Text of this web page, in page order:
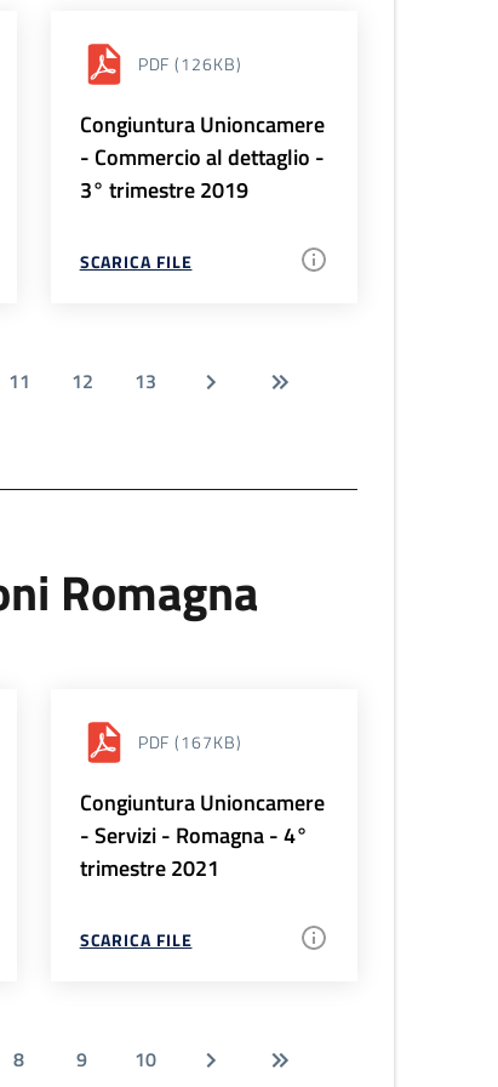
PDF (126KB)
Congiuntura Unioncamere
- Commercio al dettaglio -
3° trimestre 2019
SCARICA FILE
11 12 13
Romagna
PDF (167KB)
Congiuntura Unioncamere
- Servizi - Romagna - 4°
trimestre 2021
SCARICA FILE
8 9 10